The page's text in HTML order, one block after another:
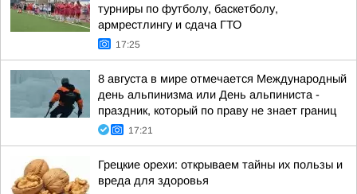
турниры по футболу, баскетболу,
армрестлингу и сдача ГТО
17:25
8 августа в мире отмечается Международный
день альпинизма или День альпиниста -
праздник, который по праву не знает границ
17:21
Грецкие орехи: открываем тайны их пользы и
вреда для здоровья